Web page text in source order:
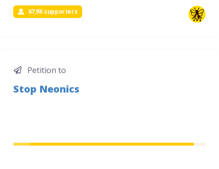
67,9K supporters
Petition to
Stop Neonics